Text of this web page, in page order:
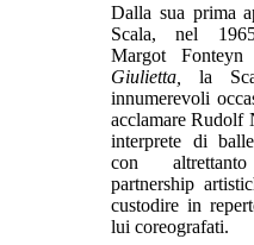
Dalla sua prima
Scala, nel
Margot
Giulietta,
la
innumerevoli
acclamare Rudolf
interprete di
con
partnership
custodire in
lui coreografati.